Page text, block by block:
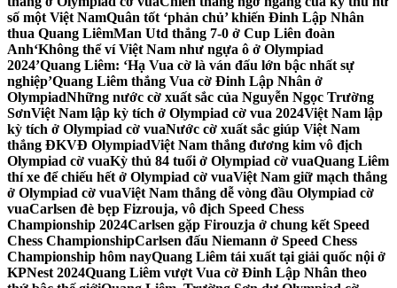
số một Việt NamQuân tốt ‘phản chủ’ khiến Đinh Lập Nhân
thua Quang LiêmMan Utd thắng 7-0 ở Cup Liên đoàn
Anh‘Không thể ví Việt Nam như ngựa ô ở Olympiad
2024’Quang Liêm: ‘Hạ Vua cờ là ván đấu lớn bậc nhất sự
nghiệp’Quang Liêm thắng Vua cờ Đinh Lập Nhân ở
OlympiadNhững nước cờ xuất sắc của Nguyễn Ngọc Trường
SơnViệt Nam lập kỳ tích ở Olympiad cờ vua 2024Việt Nam lập
kỳ tích ở Olympiad cờ vuaNước cờ xuất sắc giúp Việt Nam
thắng ĐKVĐ OlympiadViệt Nam thắng đương kim vô địch
Olympiad cờ vuaKỳ thủ 84 tuổi ở Olympiad cờ vuaQuang Liêm
thí xe để chiếu hết ở Olympiad cờ vuaViệt Nam giữ mạch thắng
ở Olympiad cờ vuaViệt Nam thắng dễ vòng đầu Olympiad cờ
vuaCarlsen đè bẹp Fizrouja, vô địch Speed Chess
Championship 2024Carlsen gặp Firouzja ở chung kết Speed
Chess ChampionshipCarlsen đấu Niemann ở Speed Chess
Championship hôm nayQuang Liêm tái xuất tại giải quốc nội ở
KPNest 2024Quang Liêm vượt Vua cờ Đinh Lập Nhân theo